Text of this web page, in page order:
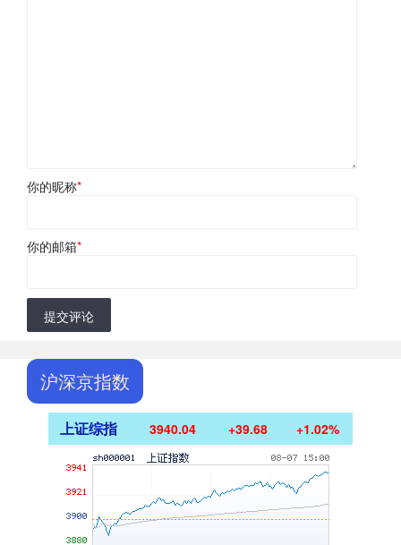
你的昵称*
你的邮箱*
提交评论
沪深京指数
上证综指 3940.04 +39.68 +1.02%